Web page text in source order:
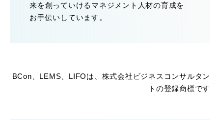
来を創っていけるマネジメント人材の育成を
お手伝いしています。
BCon、LEMS、LIFOは、株式会社ビジネスコンサルタン
トの登録商標です